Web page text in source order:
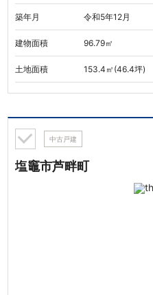
築年月 令和5年12月
建物面積 96.79㎡
土地面積 153.4㎡(46.4坪)
中古戸建
塩竈市芦畔町